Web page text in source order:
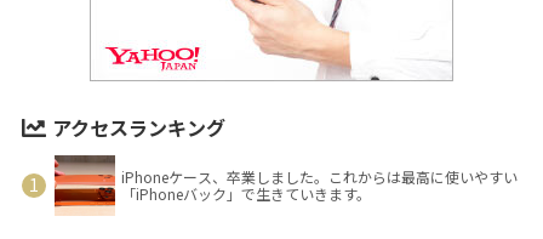
アクセスランキング
iPhoneケース、卒業しました。これからは最高に使いやすい
「iPhoneバック」で生きていきます。